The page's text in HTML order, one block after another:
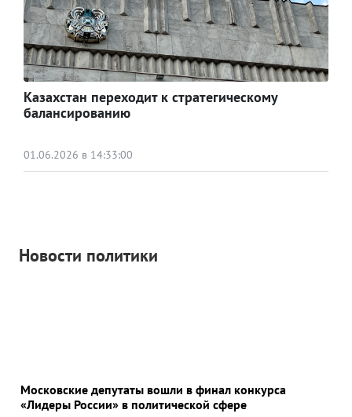
Казахстан переходит к стратегическому
балансированию
01.06.2026 в 14:33:00
Новости политики
Московские депутаты вошли в финал конкурса
«Лидеры России» в политической сфере